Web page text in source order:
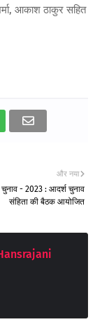
आकाश ठाकुर सहित
और नया
- 2023 : आदर्श चुनाव
संहिता की बैठक आयोजित